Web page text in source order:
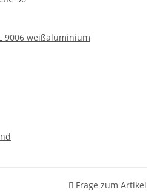
9006 weißaluminium
Frage zum Artikel